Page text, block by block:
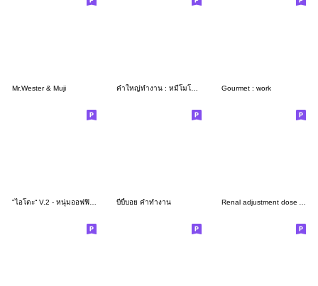
Mr.Wester & Muji Gourmet : work
บีบี้บอย คำทำงาน